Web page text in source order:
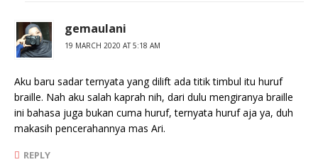
gemaulani
19 MARCH 2020 AT 5:18 AM
Aku baru sadar ternyata yang dilift ada titik timbul itu huruf
braille. Nah aku salah kaprah nih, dari dulu mengiranya braille
ini bahasa juga bukan cuma huruf, ternyata huruf aja ya, duh
makasih pencerahannya mas Ari.
REPLY